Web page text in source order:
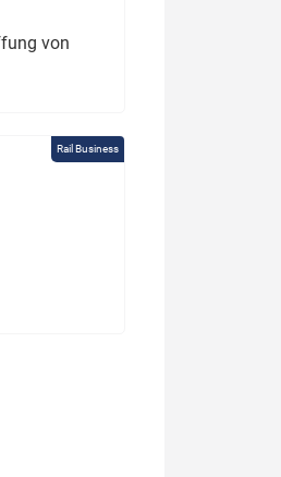
von
Rail Business